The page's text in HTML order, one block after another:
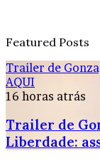
Featured Posts
Trailer de
AQUI
16 horas atrás
Trailer de
Liberdade: